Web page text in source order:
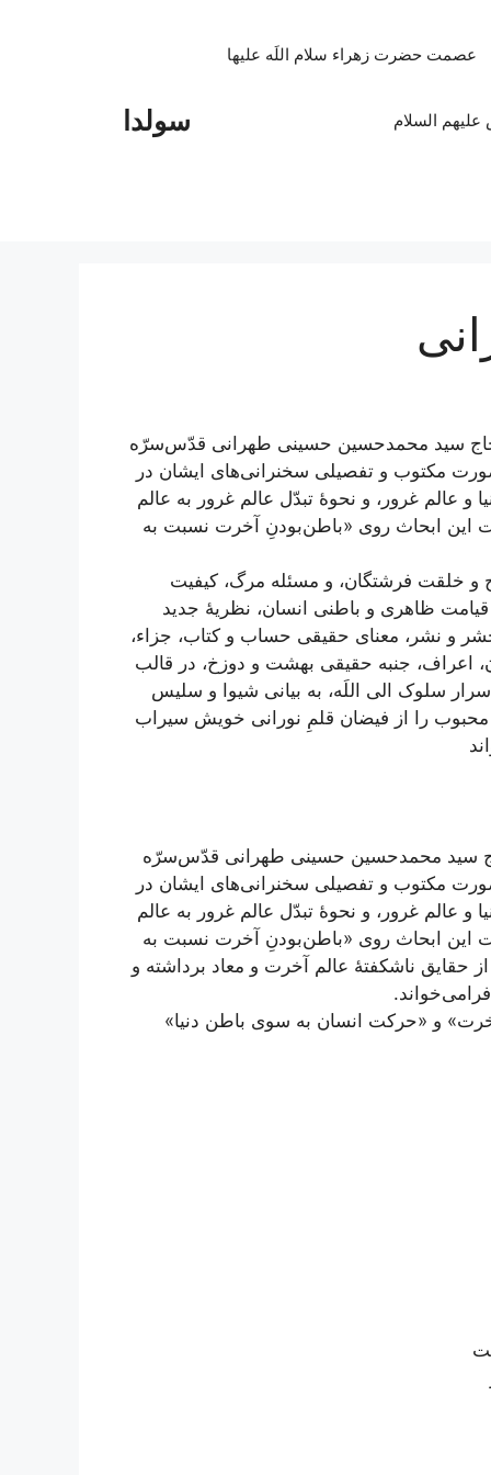
سولدا
عصمت حضرت زهراء سلام اللَه علیها
السلام
حاج سید محمدحسین حسینی طهرانی قدّس‌سرّه
مکتوب و تفصیلی سخنرانی‌های ایشان در
عالم غرور، و نحوۀ تبدّل عالم غرور به عالم
این ابحاث روی «باطن‌بودنِ آخرت نسبت به
و خلقت فرشتگان، و مسئله مرگ، کیفیت
قیامت ظاهری و باطنی انسان، نظریۀ جدید
و نشر، معنای حقیقی حساب و کتاب، جزاء،
اعراف، جنبه حقیقی بهشت و دوزخ، در قالب
سلوک الی اللَه، به بیانی شیوا و سلیس
را از فیضان قلمِ نورانی خویش سیراب
حاج سید محمدحسین حسینی طهرانی قدّس‌سرّه
مکتوب و تفصیلی سخنرانی‌های ایشان در
عالم غرور، و نحوۀ تبدّل عالم غرور به عالم
این ابحاث روی «باطن‌بودنِ آخرت نسبت به
حقایق ناشکفتۀ عالم آخرت و معاد برداشته و
و «حرکت انسان به سوی باطن دنیا»